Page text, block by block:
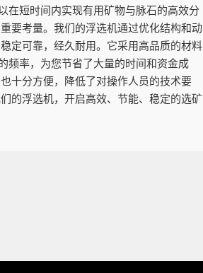
在短时间内实现有用矿物与脉石的高效分
要考量。我们的浮选机通过优化结构和动
定可靠，经久耐用。它采用高品质的材料
频率，为您节省了大量的时间和资金成
十分方便，降低了对操作人员的技术要
的浮选机，开启高效、节能、稳定的选矿